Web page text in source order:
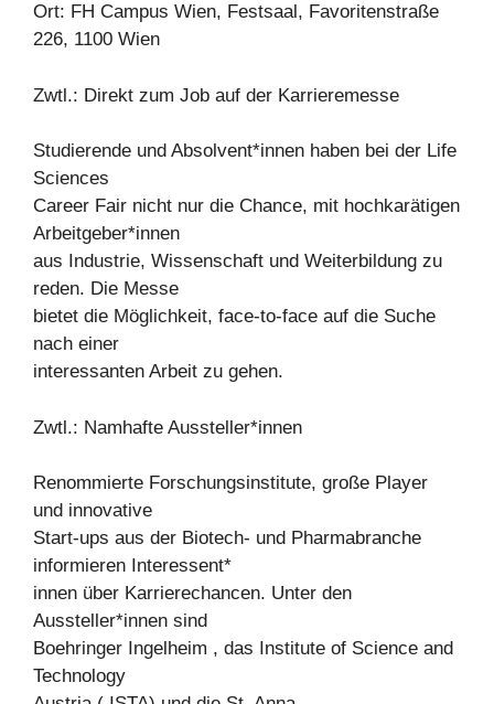
Ort: FH Campus Wien, Festsaal, Favoritenstraße
226, 1100 Wien
Zwtl.: Direkt zum Job auf der Karrieremesse
Studierende und Absolvent*innen haben bei der Life
Sciences
Career Fair nicht nur die Chance, mit hochkarätigen
Arbeitgeber*innen
aus Industrie, Wissenschaft und Weiterbildung zu
reden. Die Messe
bietet die Möglichkeit, face-to-face auf die Suche
nach einer
interessanten Arbeit zu gehen.
Zwtl.: Namhafte Aussteller*innen
Renommierte Forschungsinstitute, große Player
und innovative
Start-ups aus der Biotech- und Pharmabranche
informieren Interessent*
innen über Karrierechancen. Unter den
Aussteller*innen sind
Boehringer Ingelheim , das Institute of Science and
Technology